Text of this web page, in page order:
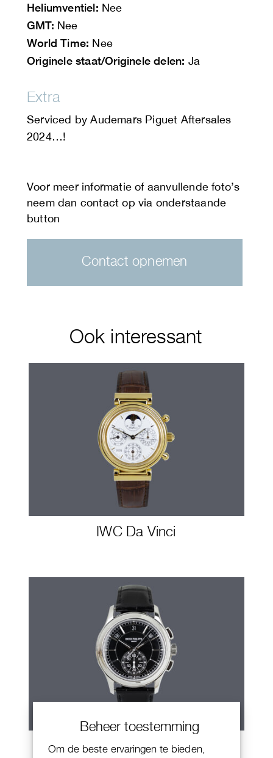
Beheer toestemming
Om de beste ervaringen te bieden,
Heliumventiel: Nee
GMT: Nee
World Time: Nee
Originele staat/Originele delen: Ja
Extra
Serviced by Audemars Piguet Aftersales
2024…!
Contact opnemen
Ook interessant
IWC Da Vinci
Patek Philippe Annual Calendar